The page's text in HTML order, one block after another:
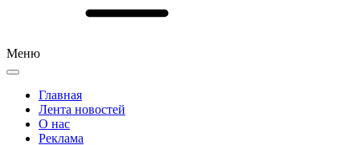
Меню
Главная
Лента новостей
О нас
Реклама